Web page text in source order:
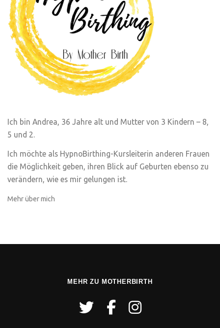
Ich bin Andrea, 36 Jahre alt und Mutter von 3 Kindern – 8,
5 und 2.
Ich möchte als HypnoBirthing-Kursleiterin anderen Frauen
die Möglichkeit geben, ihren Blick auf Geburten ebenso zu
verändern, wie es mir gelungen ist.
Mehr über mich
MEHR ZU MOTHERBIRTH